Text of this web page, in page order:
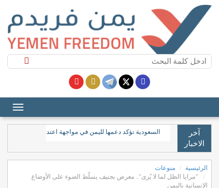
آخر
الاخبار
السعودية تؤكد دعمها لليمن في مواجهة اعتداءات
الرئيسية
منوعات
"مرايا الظل لما لا يُرى".. معرض بجنيف يسلّط الضوء على الأوضاع
الإنسانية باليمن